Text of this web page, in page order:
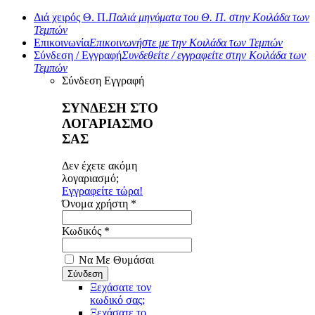
Διά χειρός Θ. Π.Παλιά μηνύματα του Θ. Π. στην Κοιλάδα των
Τεμπών
ΕπικοινωνίαΕπικοινωνήστε με την Κοιλάδα των Τεμπών
Σύνδεση / ΕγγραφήΣυνδεθείτε / εγγραφείτε στην Κοιλάδα των
Τεμπών
Σύνδεση Εγγραφή
ΣΥΝΔΕΣΗ ΣΤΟ
ΛΟΓΑΡΙΑΣΜΟ
ΣΑΣ
Δεν έχετε ακόμη
λογαριασμό;
Εγγραφείτε τώρα!
Όνομα χρήστη *
Κωδικός *
Να Με Θυμάσαι
Ξεχάσατε τον
κωδικό σας;